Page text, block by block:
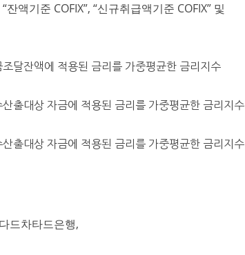
잔액기준 COFIX”, “신규취급액기준 COFIX” 및
달잔액에 적용된 금리를 가중평균한 금리지수
출대상 자금에 적용된 금리를 가중평균한 금리지수
출대상 자금에 적용된 금리를 가중평균한 금리지수
드차타드은행,